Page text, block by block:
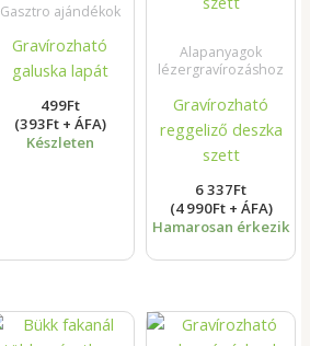
Gasztro ajándékok
Gravírozható
galuska lapát
499Ft
(393Ft + ÁFA)
Készleten
Alapanyagok
lézergravírozáshoz
Gravírozható
reggeliző deszka
szett
6 337Ft
(4 990Ft + ÁFA)
Hamarosan érkezik
Ártartomány: